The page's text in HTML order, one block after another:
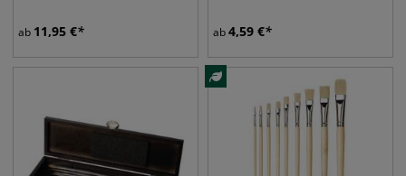
ab 11,95 € ab4,59 €